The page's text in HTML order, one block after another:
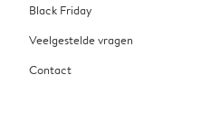
Black Friday
Veelgestelde vragen
Contact